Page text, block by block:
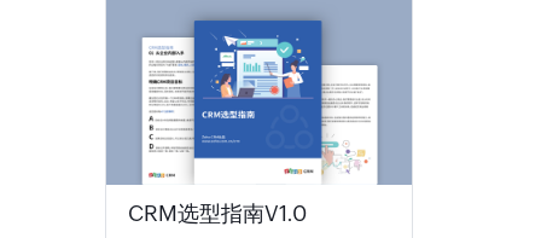
CRM选型指南V1.0